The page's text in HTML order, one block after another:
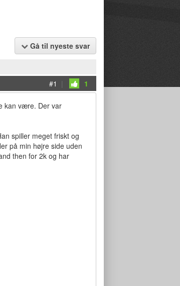
Gå til nyeste svar
#1 | 1
kan være. Der var
spiller meget friskt og
på min højre side uden
then for 2k og har